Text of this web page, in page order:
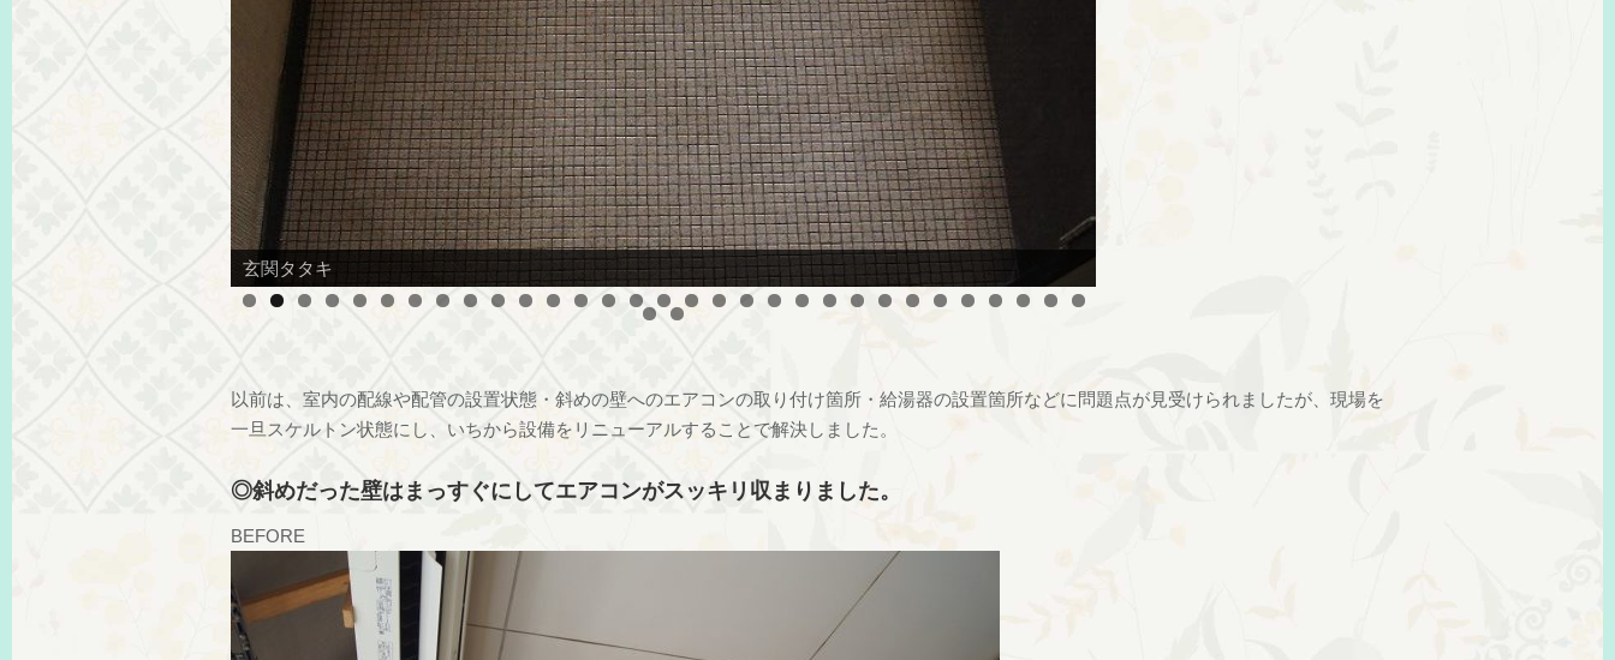
玄関右の洗濯機置き場兼給湯器室の扉
以前は、室内の配線や配管の設置状態・斜めの壁へのエアコンの取り付け箇所・給湯器の設置箇所などに問題点が見受けられましたが、現場を
一旦スケルトン状態にし、いちから設備をリニューアルすることで解決しました。
◎斜めだった壁はまっすぐにしてエアコンがスッキリ収まりました。
BEFORE